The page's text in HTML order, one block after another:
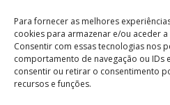
Para fornecer as melhores
cookies para armazenar e/ou aceder
Consentir com essas tecnologias nos
comportamento de navegação ou IDs
consentir ou retirar o consentimento
recursos e funções.